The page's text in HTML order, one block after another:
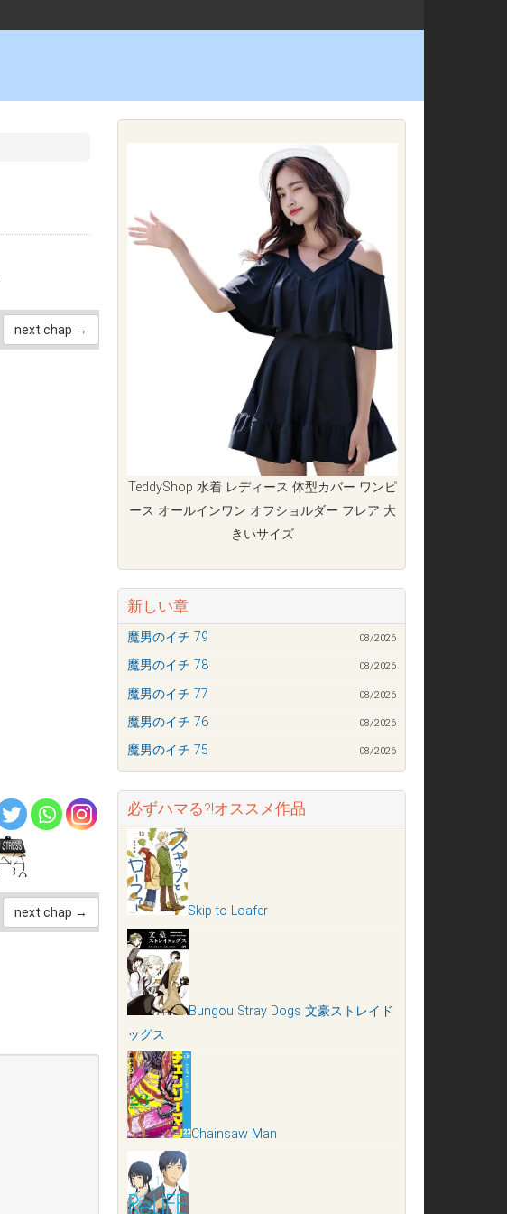
next chap →
next chap →
TeddyShop 水着 レディース 体型カバー ワンピ
ース オールインワン オフショルダー フレア 大
きいサイズ
新しい章
魔男のイチ 79 08/2026
魔男のイチ 78 08/2026
魔男のイチ 77 08/2026
魔男のイチ 76 08/2026
魔男のイチ 75 08/2026
必ずハマる?!オススメ作品
Skip to Loafer
Bungou Stray Dogs 文豪ストレイド
ッグス
Chainsaw Man